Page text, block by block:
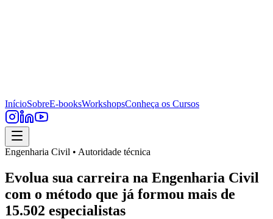
InícioSobreE-booksWorkshopsConheça os Cursos
Engenharia Civil • Autoridade técnica
Evolua sua carreira na Engenharia Civil
com o método que já formou mais de
15.502 especialistas